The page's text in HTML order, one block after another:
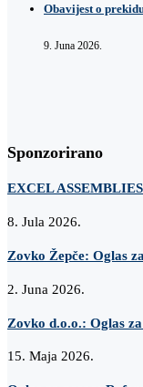
Obavijest o
9. Juna 2026.
Sponzorirano
EXCEL
8. Jula 2026.
Zovko Žepče: Oglas
2. Juna 2026.
Zovko d.o.o.: Oglas za
15. Maja 2026.